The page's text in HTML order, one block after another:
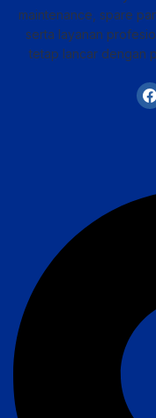
maintenance, spare
serta layanan
tetap lancar dengan